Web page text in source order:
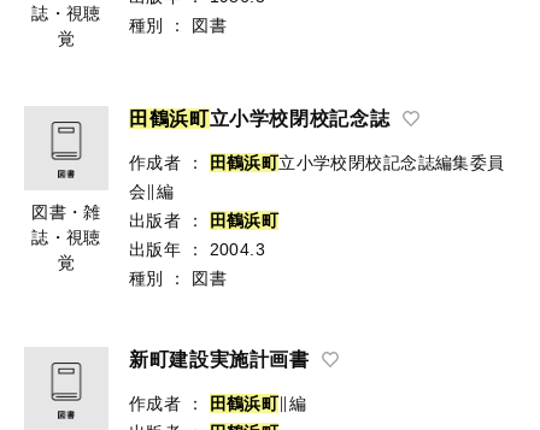
誌・視聴
覚
種別
： 図書
図書・雑
誌・視聴
覚
田 鶴浜町立小学校閉校記念誌
作成者 ： 田鶴浜町立小学校閉校記念誌編集委員
会∥編
出版者
： 田鶴浜町
出版年
：
2004.3
種別
： 図書
新町建設実施計画書
作成者 ： 田鶴浜町∥編